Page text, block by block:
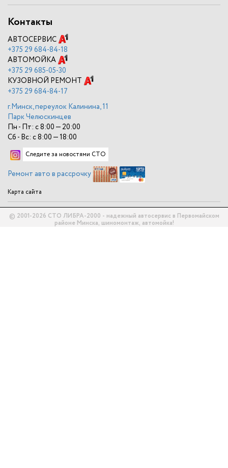
Контакты
АВТОСЕРВИС
+375 29 684-84-18
АВТОМОЙКА
+375 29 685-05-30
КУЗОВНОЙ РЕМОНТ
+375 29 684-84-17
г.Минск, переулок Калинина, 11
Парк Челюскинцев
Пн - Пт: с 8:00 — 20:00
Сб - Вс: с 8:00 — 18:00
Следите за новостями СТО
Ремонт авто в рассрочку
Карта сайта
© 2001-2026 СТО ЛИБРА-2000 - надежный автосервис в Первомайском
районе Минска, шиномонтаж, автомойка!